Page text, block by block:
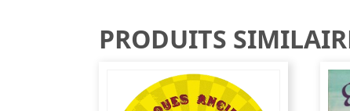
PRODUITS